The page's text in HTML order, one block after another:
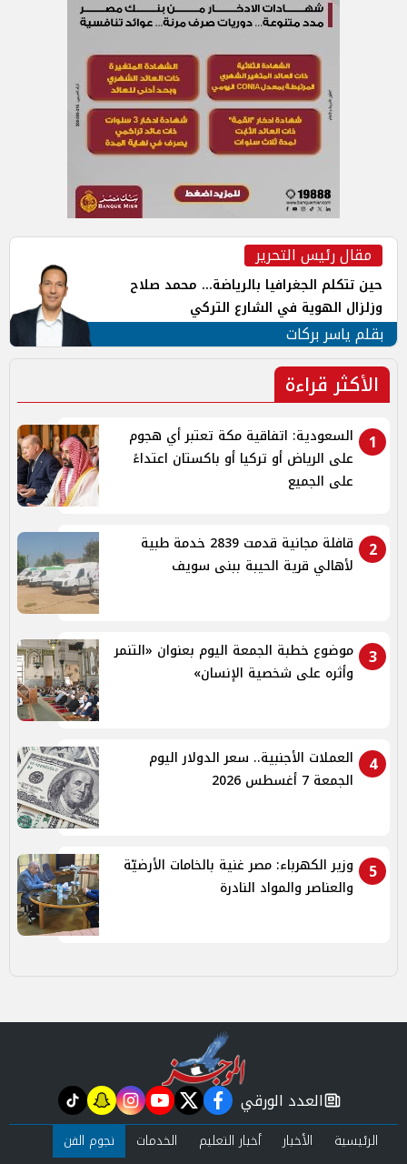
مقال رئيس التحرير
حين تتكلم الجغرافيا بالرياضة... محمد صلاح
وزلزال الهوية في الشارع التركي
بقلم ياسر بركات
الأكثر قراءة
1
السعودية: اتفاقية مكة تعتبر أي هجوم
على الرياض أو تركيا أو باكستان اعتداءً
على الجميع
2
قافلة مجانية قدمت 2839 خدمة طبية
لأهالي قرية الحيبة ببنى سويف
3
موضوع خطبة الجمعة اليوم بعنوان «التنمر
وأثره على شخصية الإنسان»
4
العملات الأجنبية.. سعر الدولار اليوم
الجمعة 7 أغسطس 2026
5
وزير الكهرباء: مصر غنية بالخامات الأرضيّة
والعناصر والمواد النادرة
newspaper
العدد الورقي facebook
twitter
youtube
instagram
snapchat
tiktok
الرئيسية الأخبار أخبار التعليم الخدمات
نجوم الفن